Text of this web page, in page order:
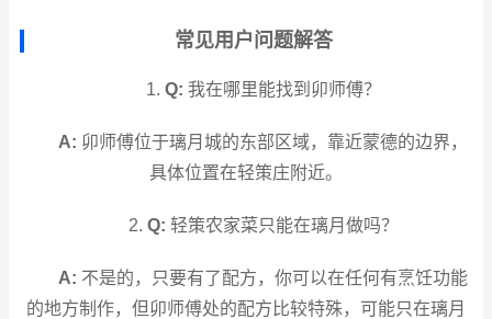
常见用户问题解答
1. Q: 我在哪里能找到卯师傅？
A: 卯师傅位于璃月城的东部区域，靠近蒙德的边界，
具体位置在轻策庄附近。
2. Q: 轻策农家菜只能在璃月做吗？
A: 不是的，只要有了配方，你可以在任何有烹饪功能
的地方制作，但卯师傅处的配方比较特殊，可能只在璃月